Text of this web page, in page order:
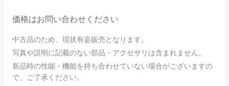
価格はお問い合わせください
中古品のため、現状有姿販売となります。
写真や説明に記載のない部品・アクセサリは含まれません。
新品時の性能・機能を持ち合わせていない場合がございますの
で、ご了承ください。